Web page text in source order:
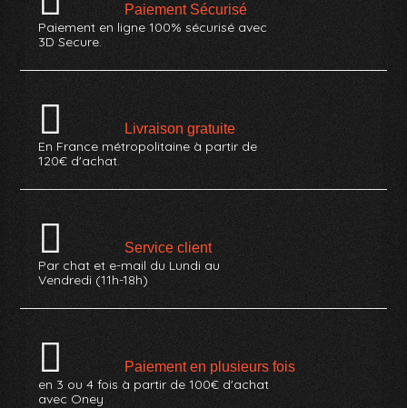
Paiement Sécurisé
Paiement en ligne 100% sécurisé avec
3D Secure.
Livraison gratuite
En France métropolitaine à partir de
120€ d'achat.
Service client
Par chat et e-mail du Lundi au
Vendredi (11h-18h)
Paiement en plusieurs fois
en 3 ou 4 fois à partir de 100€ d'achat
avec Oney